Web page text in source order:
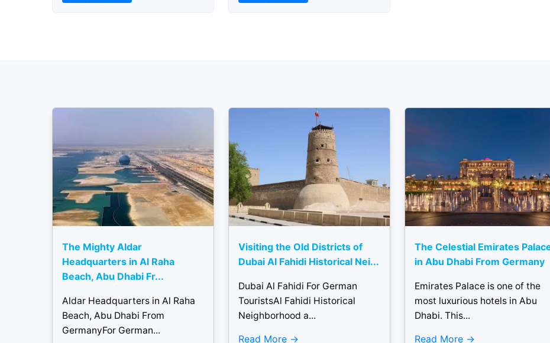
The Mighty Aldar
Headquarters in Al Raha
Beach, Abu Dhabi Fr...
Aldar Headquarters in Al Raha
Beach, Abu Dhabi From
GermanyFor German...
Visiting the Old Districts of
Dubai Al Fahidi Historical Nei...
Dubai Al Fahidi For German
TouristsAl Fahidi Historical
Neighborhood a...
Read More
The Celestial Emirates
in Abu Dhabi From Germany
Emirates Palace is one of the
most luxurious hotels in Abu
Dhabi. This...
Read More